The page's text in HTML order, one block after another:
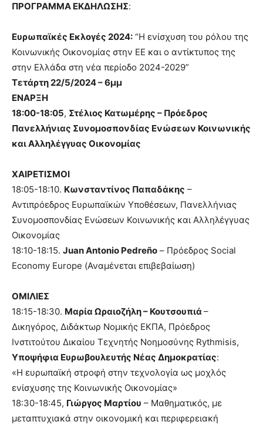
ΠΡΟΓΡΑΜΜΑ ΕΚΔΗΛΩΣΗΣ:
Ευρωπαϊκές Εκλογές 2024: “Η ενίσχυση του ρόλου της
Κοινωνικής Οικονομίας στην ΕΕ και ο αντίκτυπος της
στην Ελλάδα στη νέα περίοδο 2024-2029”
Τετάρτη 22/5/2024 – 6μμ
ΕΝΑΡΞΗ
18:00-18:05, Στέλιος Κατωμέρης – Πρόεδρος
Πανελλήνιας Συνομοσπονδίας Ενώσεων Κοινωνικής
και Αλληλέγγυας Οικονομίας
ΧΑΙΡΕΤΙΣΜΟΙ
18:05-18:10. Κωνσταντίνος Παπαδάκης –
Αντιπρόεδρος Ευρωπαϊκών Υποθέσεων, Πανελλήνιας
Συνομοσπονδίας Ενώσεων Κοινωνικής και Αλληλέγγυας
Οικονομίας
18:10-18:15. Juan Antonio Pedreño – Πρόεδρος Social
Economy Europe (Αναμένεται επιβεβαίωση)
ΟΜΙΛΙΕΣ
18:15-18:30. Μαρία Ωραιοζήλη – Κουτσουπιά –
Δικηγόρος, Διδάκτωρ Νομικής ΕΚΠΑ, Πρόεδρος
Ινστιτούτου Δικαίου Τεχνητής Νοημοσύνης Rythmisis,
Υποψήφια Ευρωβουλευτής Νέας Δημοκρατίας:
«Η ευρωπαϊκή στροφή στην τεχνολογία ως μοχλός
ενίσχυσης της Κοινωνικής Οικονομίας»
18:30-18:45, Γιώργος Μαρτίου – Μαθηματικός, με
μεταπτυχιακά στην οικονομική και περιφερειακή